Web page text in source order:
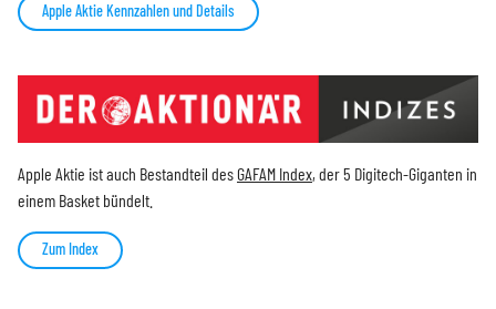
Apple Aktie Kennzahlen und Details
Apple Aktie ist auch Bestandteil desGAFAM Index, der 5 Digitech-Giganten in
einem Basket bündelt.
Zum Index